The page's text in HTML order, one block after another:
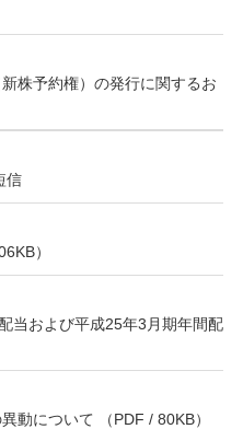
株予約権）の発行に関するお
信
）
当および平成25年3月期年間配
動について （PDF / 80KB）